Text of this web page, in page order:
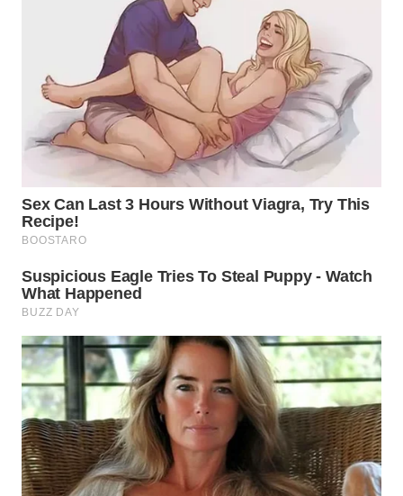
WN
TANJUNG
LESUNG
KARO
WN
SIMALUNGUN
WN
LABUHANBATU
WN
TAPANULI
TENGAH
WN DELI
SERDANG